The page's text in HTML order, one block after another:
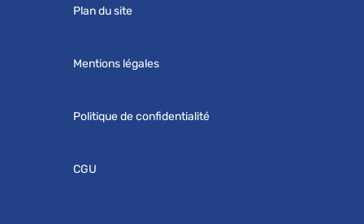
Plan du site
Mentions légales
Politique de confidentialité
CGU